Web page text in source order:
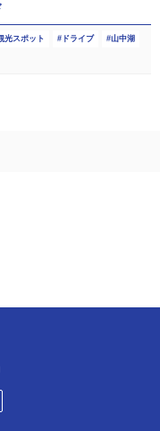
光スポット ドライブ 山中湖